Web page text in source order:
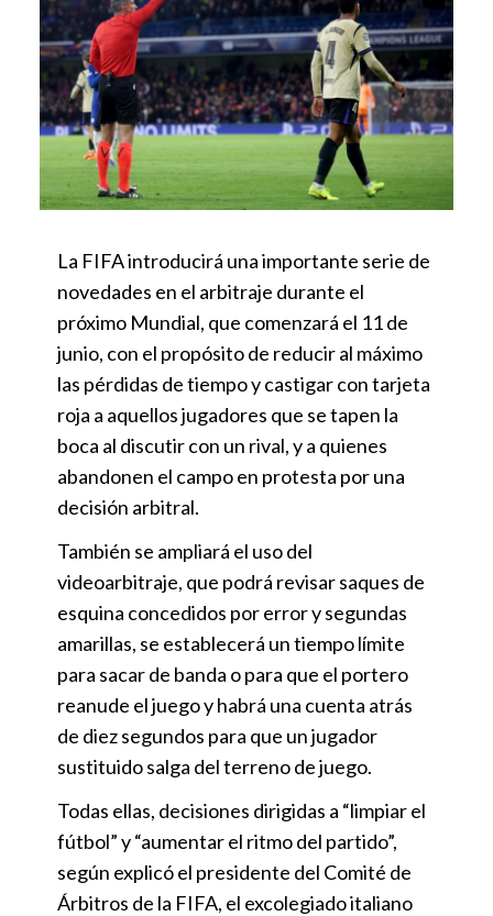
La FIFA introducirá una importante serie de
novedades en el arbitraje durante el
próximo Mundial, que comenzará el 11 de
junio, con el propósito de reducir al máximo
las pérdidas de tiempo y castigar con tarjeta
roja a aquellos jugadores que se tapen la
boca al discutir con un rival, y a quienes
abandonen el campo en protesta por una
decisión arbitral.
También se ampliará el uso del
videoarbitraje, que podrá revisar saques de
esquina concedidos por error y segundas
amarillas, se establecerá un tiempo límite
para sacar de banda o para que el portero
reanude el juego y habrá una cuenta atrás
de diez segundos para que un jugador
sustituido salga del terreno de juego.
Todas ellas, decisiones dirigidas a “limpiar el
fútbol” y “aumentar el ritmo del partido”,
según explicó el presidente del Comité de
Árbitros de la FIFA, el excolegiado italiano